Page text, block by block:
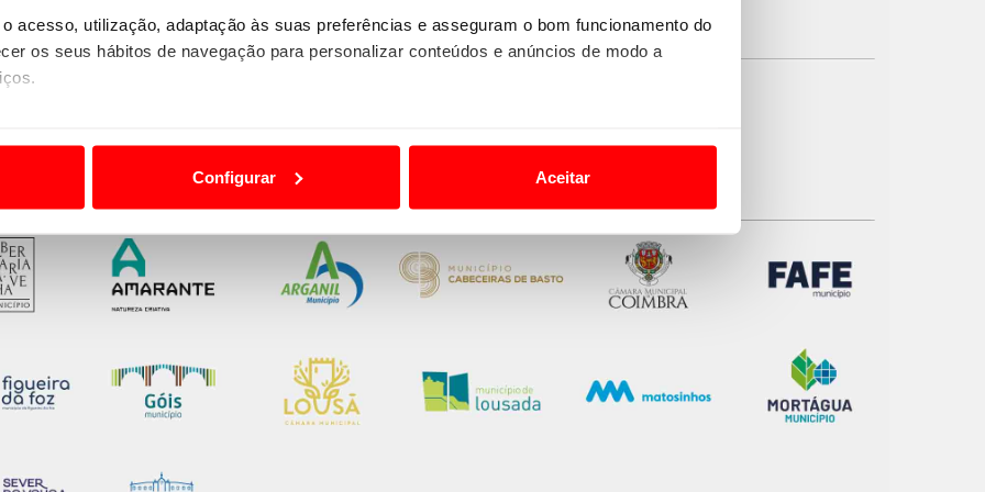
acesso, utilização, adaptação às suas preferências e asseguram o bom funcionamento do
os seus hábitos de navegação para personalizar conteúdos e anúncios de modo a
a sua experiência digital, personalizar conteúdos e anúncios, para lhe proporcionar
bem como para analisar dados de navegação no nosso website.
relativa à sua utilização do nosso site de publicidade e de análise, com parceiros
terceiros.
internacionais de dados pessoais serão realizadas apenas com o seu
afigure estritamente necessário no contexto dos serviços a prestar.
disponibilizados.
Configurar Aceitar